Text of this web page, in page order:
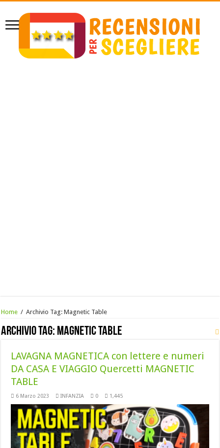
Home / Archivio Tag:Magnetic Table
Archivio Tag: Magnetic Table
LAVAGNA MAGNETICA con lettere e numeri
DA CASA E VIAGGIO Quercetti MAGNETIC
TABLE
6 Marzo 2023 INFANZIA 0 1,445